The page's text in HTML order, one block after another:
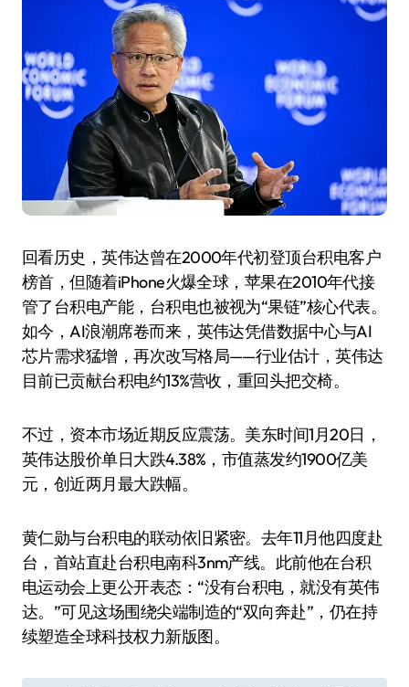
回看历史，英伟达曾在2000年代初登顶台积电客户
榜首，但随着iPhone火爆全球，苹果在2010年代接
管了台积电产能，台积电也被视为“果链”核心代表。
如今，AI浪潮席卷而来，英伟达凭借数据中心与AI
芯片需求猛增，再次改写格局——行业估计，英伟达
目前已贡献台积电约13%营收，重回头把交椅。
不过，资本市场近期反应震荡。美东时间1月20日，
英伟达股价单日大跌4.38%，市值蒸发约1900亿美
元，创近两月最大跌幅。
黄仁勋与台积电的联动依旧紧密。去年11月他四度赴
台，首站直赴台积电南科3nm产线。此前他在台积
电运动会上更公开表态：“没有台积电，就没有英伟
达。”可见这场围绕尖端制造的“双向奔赴”，仍在持
续塑造全球科技权力新版图。